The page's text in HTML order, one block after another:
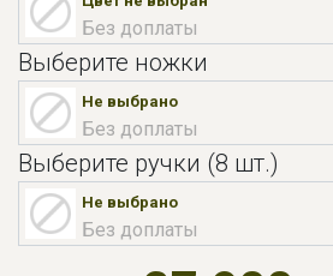
Без доплаты
Выберите ножки
Не выбрано
Без доплаты
Выберите ручки (8 шт.)
Не выбрано
Без доплаты